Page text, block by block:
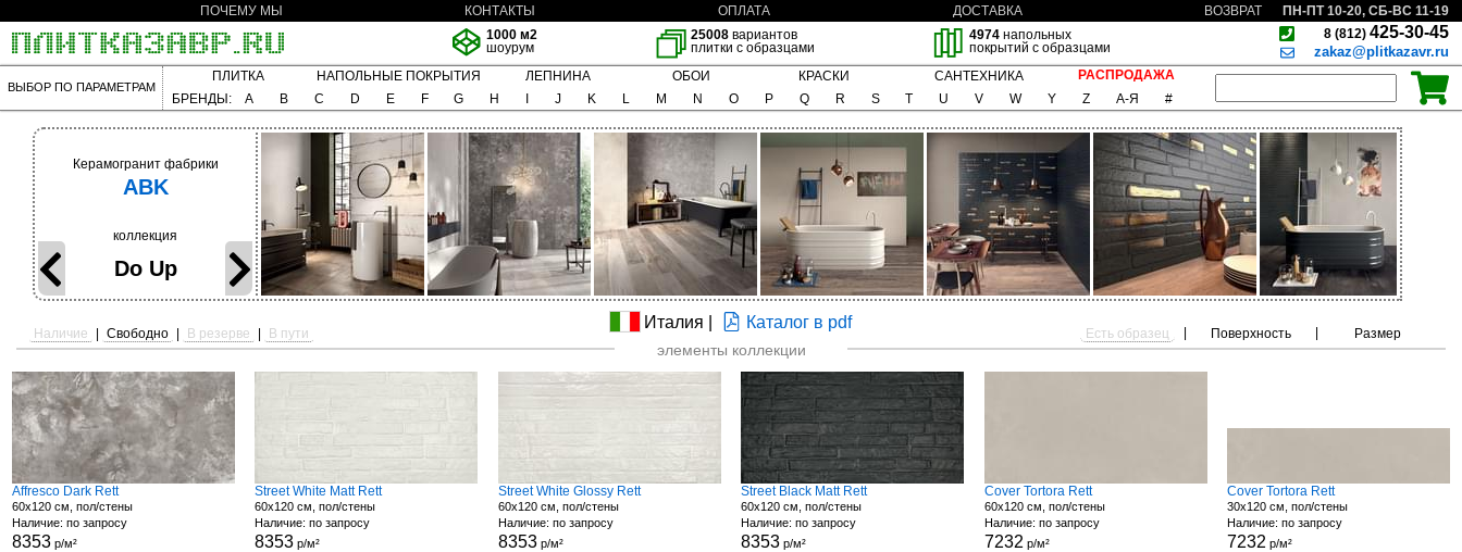
ПОЧЕМУ МЫ КОНТАКТЫ ОПЛАТА ДОСТАВКА ВОЗВРАТ
ПН-ПТ 10-20, СБ-ВС 11-19
1000 м2
шоурум
25008 вариантов
плитки с образцами
4974напольных
покрытий с образцами
8 (812) 425-30-45
zakaz@plitkazavr.ru
ВЫБОР ПО ПАРАМЕТРАМ
ПЛИТКА НАПОЛЬНЫЕ ПОКРЫТИЯ ЛЕПНИНА ОБОИ КРАСКИ САНТЕХНИКА
РАСПРОДАЖА
БРЕНДЫ:
A B C D E F G H J K L M N O P Q R S T U V W Y Z А-Я #
Керамогранит фабрики
ABK
коллекция
Do Up
Италия | Каталог в pdf
Наличие | Свободно | В резерве | В пути
элементы коллекции
Есть образец | Поверхность | Размер
Affresco Dark Rett
60x120 см, пол/стены
Наличие: по запросу
8353р/м²
Street White Matt Rett
60x120 см, пол/стены
Наличие: по запросу
8353 р/м²
Street White Glossy Rett
60x120 см, пол/стены
Наличие: по запросу
8353р/м²
Street Black Matt Rett
60x120 см, пол/стены
Наличие: по запросу
8353 р/м²
Cover Tortora Rett
60x120 см, пол/стены
Наличие: по запросу
7232 р/м²
Cover Tortora Rett
30x120 см, пол/стены
Наличие: по запросу
7232 р/м²